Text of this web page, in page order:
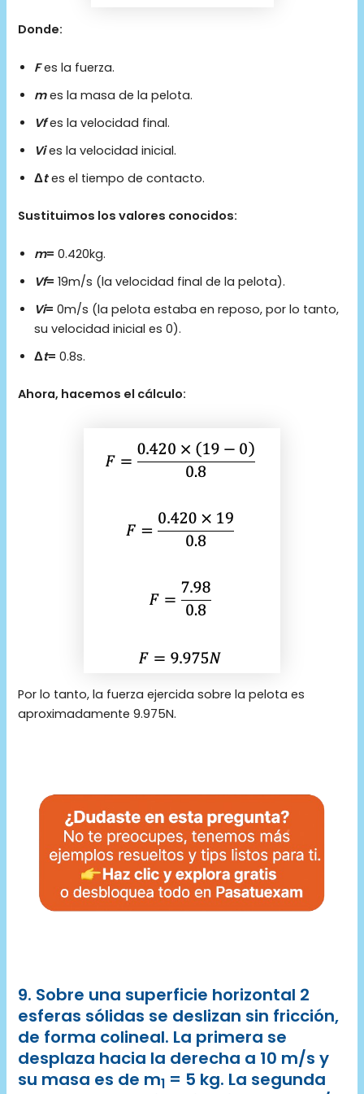
Donde:
Fes la fuerza.
mes la masa de la pelota.
Vfes la velocidad final.
Vies la velocidad inicial.
Δtes el tiempo de contacto.
Sustituimos los valores conocidos:
m= 0.420kg.
Vf​= 19m/s (la velocidad final de la pelota).
Vi​= 0m/s (la pelota estaba en reposo, por lo tanto,
su velocidad inicial es 0).
Δt= 0.8s.
Ahora, hacemos el cálculo:
Por lo tanto, la fuerza ejercida sobre la pelota es
aproximadamente 9.975N.
9. Sobre una superficie horizontal 2
esferas sólidas se deslizan sin fricción,
de forma colineal. La primera se
desplaza hacia la derecha a 10 m/s y
su masa es de m1 = 5 kg. La segunda